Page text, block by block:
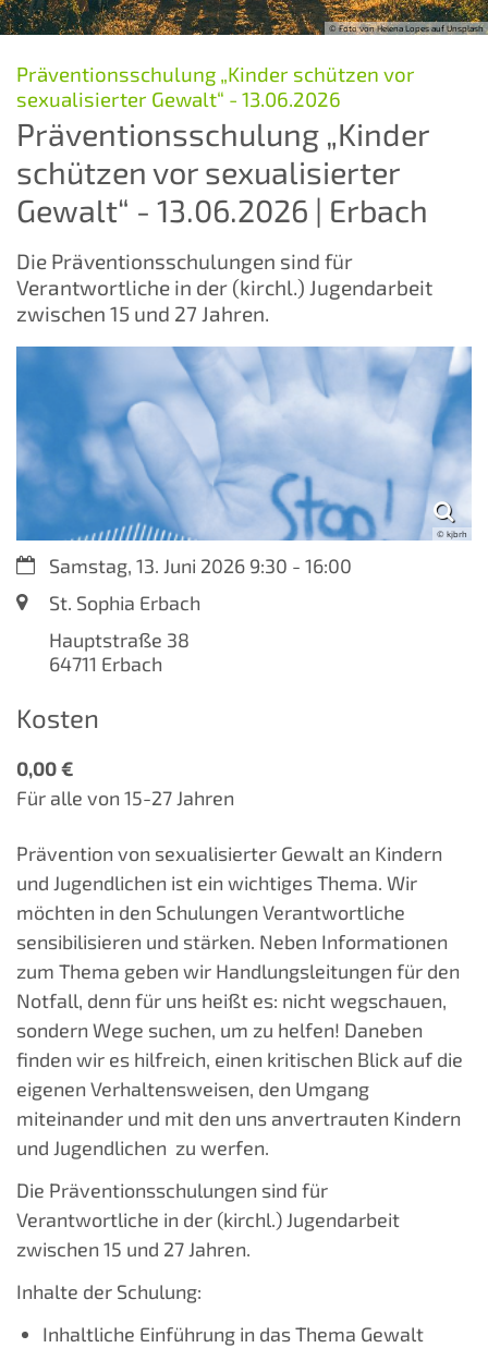
© Foto von Helena Lopes auf Unsplash
Präventionsschulung „Kinder schützen vor
sexualisierter Gewalt“ - 13.06.2026
Präventionsschulung „Kinder
schützen vor sexualisierter
Gewalt“ - 13.06.2026 | Erbach
Die Präventionsschulungen sind für
Verantwortliche in der (kirchl.) Jugendarbeit
zwischen 15 und 27 Jahren.
© kjbrh
Datum:Samstag, 13. Juni 2026 9:30 - 16:00
Ort: St. Sophia Erbach
Hauptstraße 38
64711 Erbach
Kosten
0,00 €
Für alle von 15-27 Jahren
Prävention von sexualisierter Gewalt an Kindern
und Jugendlichen ist ein wichtiges Thema. Wir
möchten in den Schulungen Verantwortliche
sensibilisieren und stärken. Neben Informationen
zum Thema geben wir Handlungsleitungen für den
Notfall, denn für uns heißt es: nicht wegschauen,
sondern Wege suchen, um zu helfen! Daneben
finden wir es hilfreich, einen kritischen Blick auf die
eigenen Verhaltensweisen, den Umgang
miteinander und mit den uns anvertrauten Kindern
und Jugendlichen zu werfen.
Die Präventionsschulungen sind für
Verantwortliche in der (kirchl.) Jugendarbeit
zwischen 15 und 27 Jahren.
Inhalte der Schulung:
Inhaltliche Einführung in das Thema Gewalt